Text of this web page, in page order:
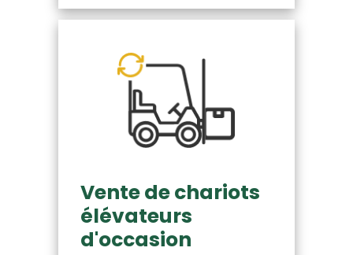
Vente de chariots
élévateurs
d'occasion